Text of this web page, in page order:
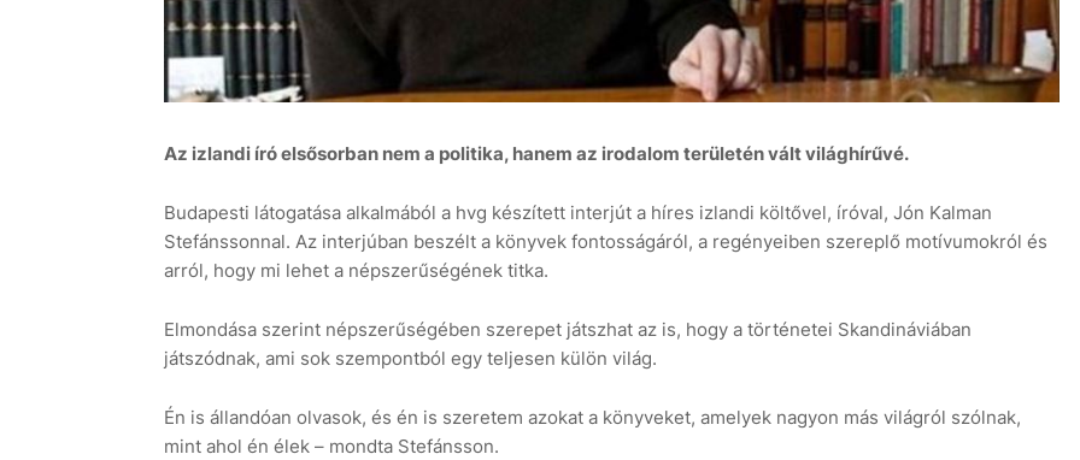
Az izlandi író elsősorban nem a politika, hanem az irodalom területén vált világhírűvé.
Budapesti látogatása alkalmából a hvg készített interjút a híres izlandi költővel, íróval, Jón Kalman
Stefánssonnal. Az interjúban beszélt a könyvek fontosságáról, a regényeiben szereplő motívumokról és
arról, hogy mi lehet a népszerűségének titka.
Elmondása szerint népszerűségében szerepet játszhat az is, hogy a történetei Skandináviában
játszódnak, ami sok szempontból egy teljesen külön világ.
Én is állandóan olvasok, és én is szeretem azokat a könyveket, amelyek nagyon más világról szólnak,
mint ahol én élek – mondta Stefánsson.